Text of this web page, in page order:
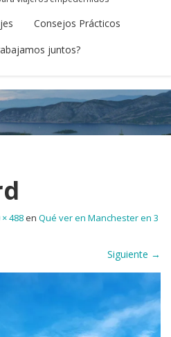
Consejos Prácticos
juntos?
488en Qué ver en Manchester en 3
Siguiente →